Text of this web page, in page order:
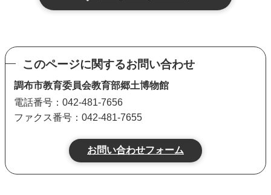
このページに関するお問い合わせ
調布市教育委員会教育部郷土博物館
電話番号：042-481-7656
ファクス番号：042-481-7655